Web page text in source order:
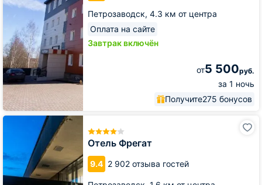
Петрозаводск, 4.3 км от центра
Оплата на сайте
Завтрак включён
от5 500руб.
за 1 ночь
Получите275 бонусов
Отель Фрегат
9.4 2 902 отзыва гостей
Отель